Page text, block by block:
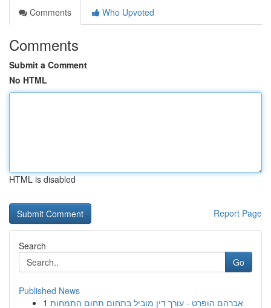
Comments
Who Upvoted
Comments
Submit a Comment
No HTML
HTML is disabled
Report Page
Search
Go
Published News
1 אברהם הופרט - עורך דין מוביל בתחום תחום התמחות